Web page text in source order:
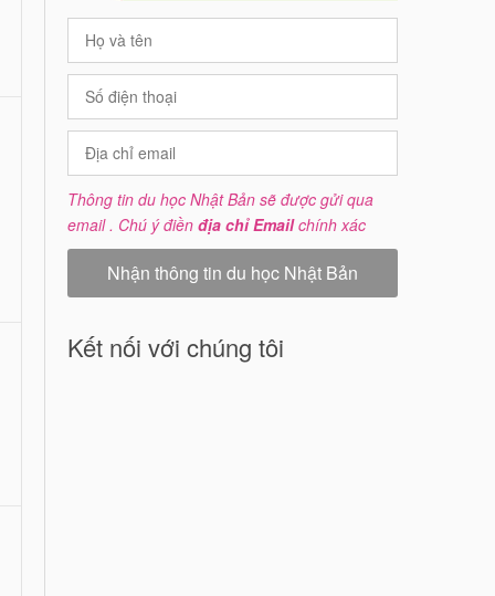
Thông tin du học Nhật Bản sẽ được gửi qua
email . Chú ý điền địa chỉ Emailchính xác
Kết nối với chúng tôi